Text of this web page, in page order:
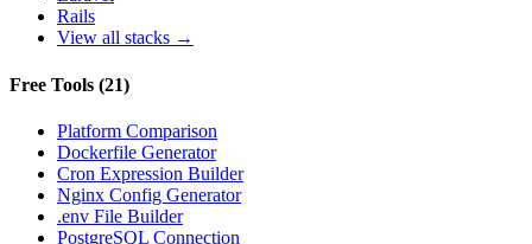
Rails
View all stacks →
Free Tools (21)
Platform Comparison
Dockerfile Generator
Cron Expression Builder
Nginx Config Generator
.env File Builder
PostgreSQL Connection